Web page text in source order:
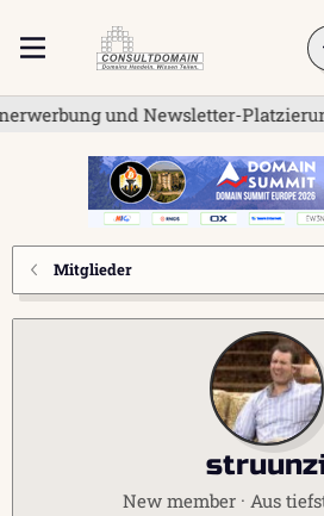
und Newsletter-
Mitglieder
New member · Aus